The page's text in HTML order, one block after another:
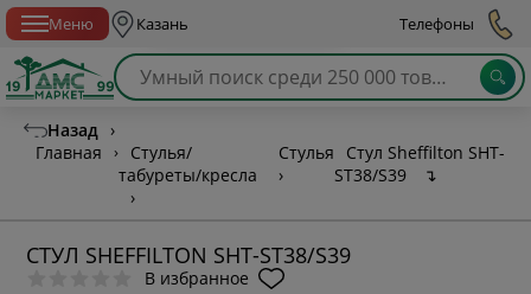
Меню Казань Телефоны
Назад ›
Главная
›
Стулья/
табуреты/кресла
›
Стулья
›
Стул Sheffilton SHT-
ST38/S39
↴
СТУЛ SHEFFILTON SHT-ST38/S39
В избранное